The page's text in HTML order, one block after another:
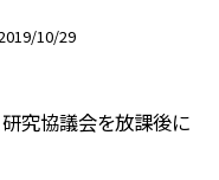
10/29
究協議会を放課後に